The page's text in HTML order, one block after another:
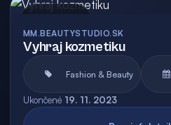
MM.BEAUTYSTUDIO.SK
Vyhraj kozmetiku
Fashion & Beauty
Ukončené 19. 11. 2023